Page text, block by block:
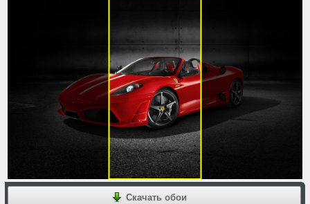
Скачать обои